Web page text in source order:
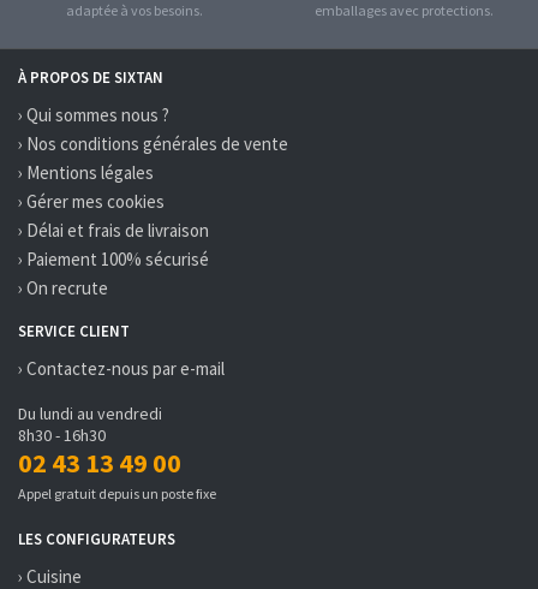
adaptée à vos besoins.
emballages avec protections.
À PROPOS DE SIXTAN
› Qui sommes nous ?
› Nos conditions générales de vente
› Mentions légales
› Gérer mes cookies
› Délai et frais de livraison
› Paiement 100% sécurisé
› On recrute
SERVICE CLIENT
› Contactez-nous par e-mail
Du lundi au vendredi
8h30 - 16h30
02 43 13 49 00
Appel gratuit depuis un poste fixe
LES CONFIGURATEURS
› Cuisine